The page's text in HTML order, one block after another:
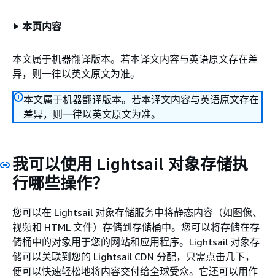
本页内容
本文属于机器翻译版本。若本译文内容与英语原文存在差
异，则一律以英文原文为准。
本文属于机器翻译版本。若本译文内容与英语原文存在
差异，则一律以英文原文为准。
我可以使用 Lightsail 对象存储执
行哪些操作？
您可以在 Lightsail 对象存储服务中将静态内容（如图像、
视频和 HTML 文件）存储到存储桶中。您可以将存储在存
储桶中的对象用于您的网站和应用程序。Lightsail 对象存
储可以关联到您的 Lightsail CDN 分配，只需点击几下，
便可以快速轻松地将内容交付给全球受众。它还可以用作